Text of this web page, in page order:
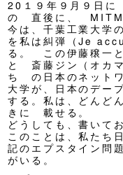
20１９年９月９日
の 直後に、 MITML
今は、千葉工業大学
を私は糾弾（Je
る。 この伊藤穣一
と 斎藤ジン（オカ
ち の日本のネット
大学が、日本のデー
する。私は、どんど
きに 載せる。
どうしても、書いて
このことは、私たち
記のエプスタイン問
がいる。